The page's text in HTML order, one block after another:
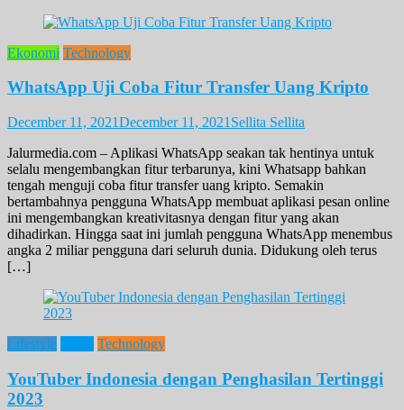
Ekonomi Technology
WhatsApp Uji Coba Fitur Transfer Uang Kripto
December 11, 2021December 11, 2021 Sellita Sellita
Jalurmedia.com – Aplikasi WhatsApp seakan tak hentinya untuk
selalu mengembangkan fitur terbarunya, kini Whatsapp bahkan
tengah menguji coba fitur transfer uang kripto. Semakin
bertambahnya pengguna WhatsApp membuat aplikasi pesan online
ini mengembangkan kreativitasnya dengan fitur yang akan
dihadirkan. Hingga saat ini jumlah pengguna WhatsApp menembus
angka 2 miliar pengguna dari seluruh dunia. Didukung oleh terus
[…]
Lifestyle Technology
YouTuber Indonesia dengan Penghasilan Tertinggi
2023